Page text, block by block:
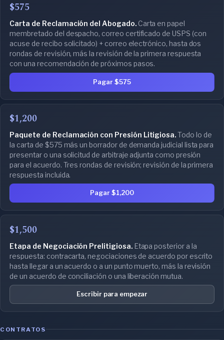
$575
Carta de Reclamación del Abogado.Carta en papel
membretado del despacho, correo certificado de USPS (con
acuse de recibo solicitado) + correo electrónico, hasta dos
rondas de revisión, más la revisión de la primera respuesta
con una recomendación de próximos pasos.
Pagar $575
$1,200
Paquete de Reclamación con Presión Litigiosa.Todo lo de
la carta de $575 más un borrador de demanda judicial lista para
presentar o una solicitud de arbitraje adjunta como presión
para el acuerdo. Tres rondas de revisión; revisión de la primera
respuesta incluida.
Pagar $1,200
$1,500
Etapa de Negociación Prelitigiosa.Etapa posterior a la
respuesta: contracarta, negociaciones de acuerdo por escrito
hasta llegar a un acuerdo o a un punto muerto, más la revisión
de un acuerdo de conciliación o una liberación mutua.
Escribir para empezar
CONTRATOS